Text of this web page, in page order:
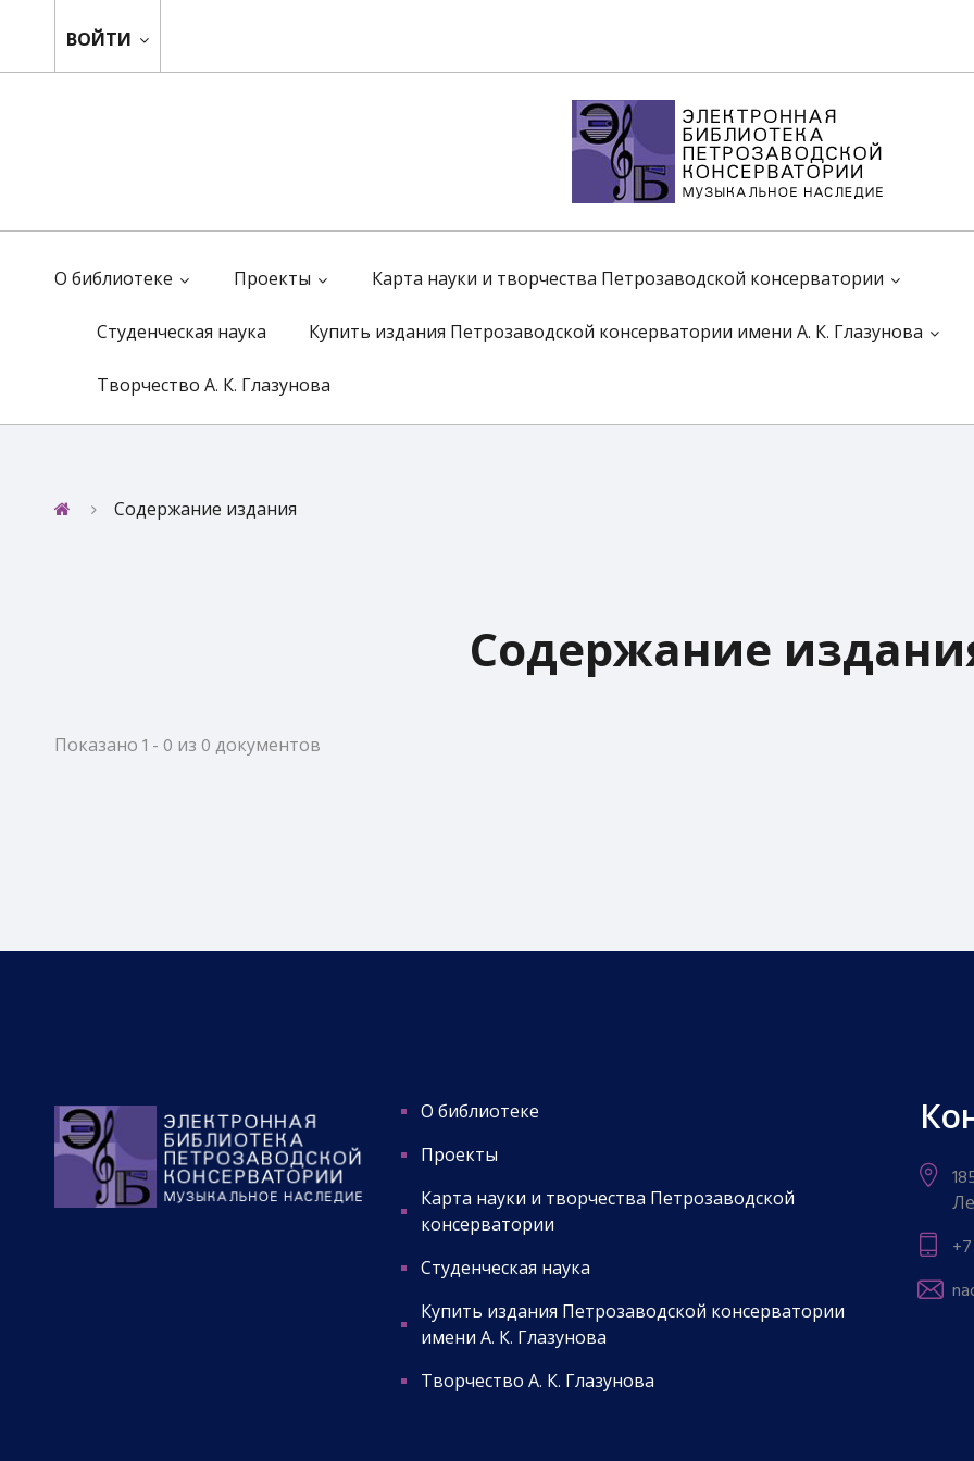
ВОЙТИ
О библиотеке Проекты
Карта науки и творчества Петрозаводской консерватории
Студенческая наука
Купить издания Петрозаводской консерватории имени А. К. Глазунова
Творчество А. К. Глазунова
Содержание издания
Содержание
Показано 1 - 0 из 0 документов
О библиотеке
Проекты
Карта науки и творчества Петрозаводской
консерватории
Студенческая наука
Купить издания Петрозаводской консерватории
имени А. К. Глазунова
Творчество А. К. Глазунова